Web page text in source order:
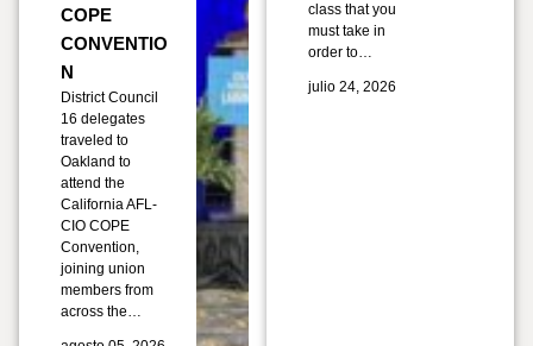
COPE
CONVENTIO
N
District Council
16 delegates
traveled to
Oakland to
attend the
California AFL-
CIO COPE
Convention,
joining union
members from
across the…
class that you
must take in
order to…
julio 24, 2026